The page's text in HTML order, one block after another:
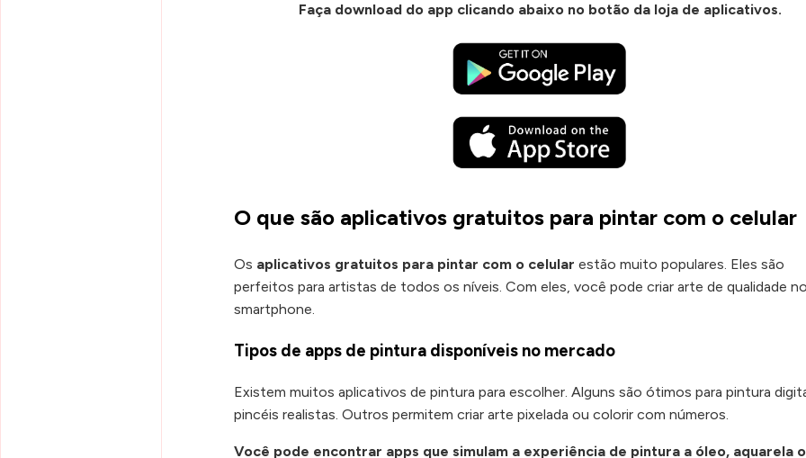
Faça download do app clicando abaixo no botão da loja de aplicativos.
O que são aplicativos gratuitos para pintar com o celular
Os aplicativos gratuitos para pintar com o celular estão muito populares. Eles são
perfeitos para artistas de todos os níveis. Com eles, você pode criar arte de qualidade
smartphone.
Tipos de apps de pintura disponíveis no mercado
Existem muitos aplicativos de pintura para escolher. Alguns são ótimos para pintura
pincéis realistas. Outros permitem criar arte pixelada ou colorir com números.
Você pode encontrar apps que simulam a experiência de pintura a óleo, aquarela